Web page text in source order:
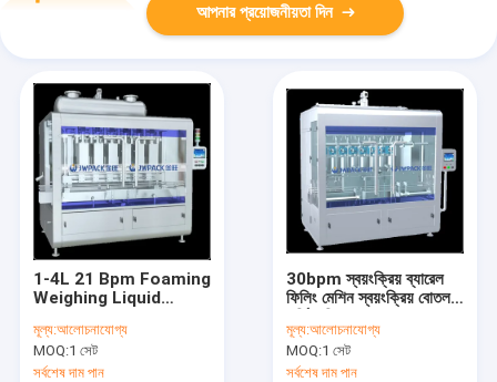
আপনার প্রয়োজনীয়তা দিন
1-4L 21 Bpm Foaming
Weighing Liquid
Automatic Bottle
Filling Machine 2.0KW
মূল্য:আলোচনাযোগ্য
MOQ:1 সেট
সর্বশেষ দাম পান
30bpm স্বয়ংক্রিয় ব্যারেল
ফিলিং মেশিন স্বয়ংক্রিয় বোতল
5000ml
মূল্য:আলোচনাযোগ্য
MOQ:1 সেট
সর্বশেষ দাম পান